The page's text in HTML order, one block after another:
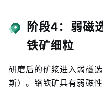
阶段4：弱磁
铁矿细粒
研磨后的矿浆进入弱磁
斯）。铬铁矿具有弱磁